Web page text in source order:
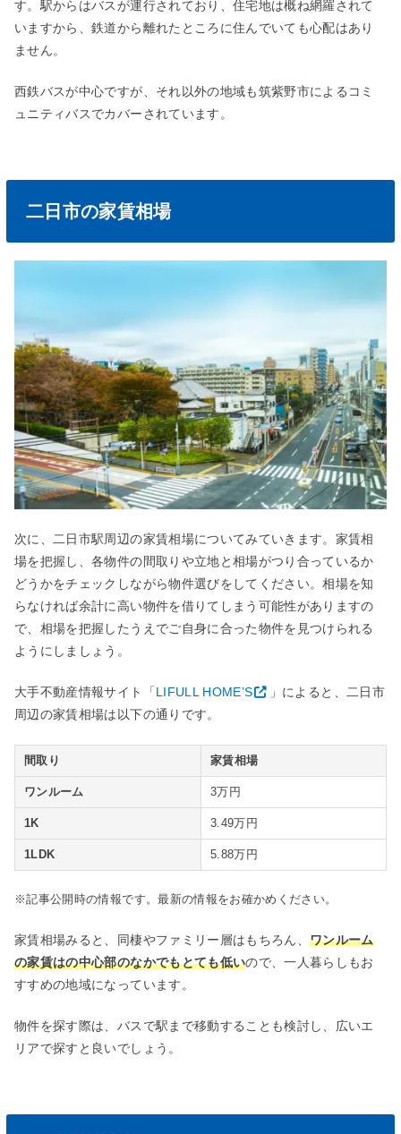
す。駅からはバスが運行されており、住宅地は概ね網羅されて
いますから、鉄道から離れたところに住んでいても心配はあり
ません。
西鉄バスが中心ですが、それ以外の地域も筑紫野市によるコミ
ュニティバスでカバーされています。
二日市の家賃相場
次に、二日市駅周辺の家賃相場についてみていきます。家賃相
場を把握し、各物件の間取りや立地と相場がつり合っているか
どうかをチェックしながら物件選びをしてください。相場を知
らなければ余計に高い物件を借りてしまう可能性がありますの
で、相場を把握したうえでご自身に合った物件を見つけられる
ようにしましょう。
大手不動産情報サイト「LIFULL HOME’S
」によると、二日市
周辺の家賃相場は以下の通りです。
間取り 家賃相場
ワンルーム 3万円
1K 3.49万円
1LDK 5.88万円
※記事公開時の情報です。最新の情報をお確かめください。
家賃相場みると、同棲やファミリー層はもちろん、ワンルーム
の家賃はの中心部のなかでもとても低いので、一人暮らしもお
すすめの地域になっています。
物件を探す際は、バスで駅まで移動することも検討し、広いエ
リアで探すと良いでしょう。